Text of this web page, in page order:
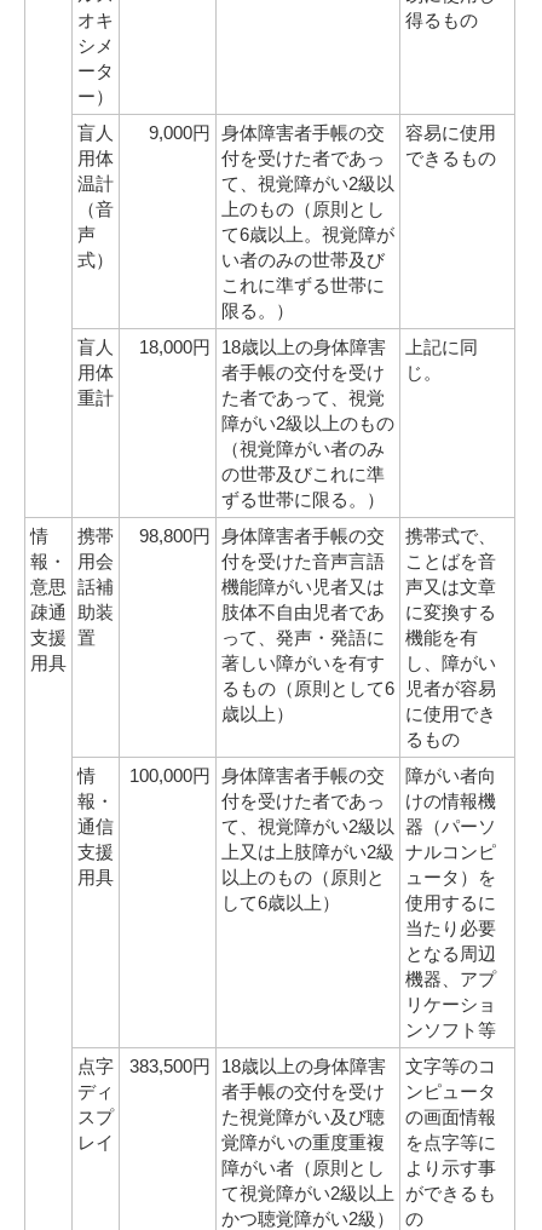
オキ
シメ
ータ
ー）
得るもの
盲人
用体
温計
（音
声
式）
9,000円 身体障害者手帳の交
付を受けた者であっ
て、視覚障がい2級以
上のもの（原則とし
て6歳以上。視覚障が
い者のみの世帯及び
これに準ずる世帯に
限る。）
容易に使用
できるもの
盲人
用体
重計
18,000円
18歳以上の身体障害
者手帳の交付を受け
た者であって、視覚
障がい2級以上のもの
（視覚障がい者のみ
の世帯及びこれに準
ずる世帯に限る。）
上記に同
じ。
情
報・
意思
疎通
支援
用具
携帯
用会
話補
助装
置
98,800円 身体障害者手帳の交
付を受けた音声言語
機能障がい児者又は
肢体不自由児者であ
って、発声・発語に
著しい障がいを有す
るもの（原則として6
歳以上）
携帯式で、
ことばを音
声又は文章
に変換する
機能を有
し、障がい
児者が容易
に使用でき
るもの
情
報・
通信
支援
用具
100,000円 身体障害者手帳の交
付を受けた者であっ
て、視覚障がい2級以
上又は上肢障がい2級
以上のもの（原則と
して6歳以上）
障がい者向
けの情報機
器（パーソ
ナルコンピ
ュータ）を
使用するに
当たり必要
となる周辺
機器、アプ
リケーショ
ンソフト等
点字
ディ
スプ
レイ
383,500円
18歳以上の身体障害
者手帳の交付を受け
た視覚障がい及び聴
覚障がいの重度重複
障がい者（原則とし
て視覚障がい2級以上
かつ聴覚障がい2級）
文字等のコ
ンピュータ
の画面情報
を点字等に
より示す事
ができるも
の